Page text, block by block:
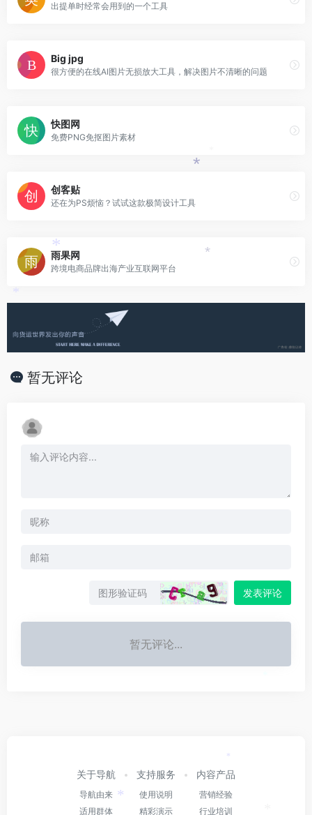
出提单时经常会用到的一个工具
Big jpg
很方便的在线AI图片无损放大工具，解决图片不清晰的问题
快图网
免费PNG免抠图片素材
创客贴
还在为PS烦恼？试试这款极简设计工具
雨果网
跨境电商品牌出海产业互联网平台
暂无评论
发表评论
暂无评论...
关于导航
导航由来
适用群体
支持服务
使用说明
精彩演示
内容产品
营销经验
行业培训
*
*